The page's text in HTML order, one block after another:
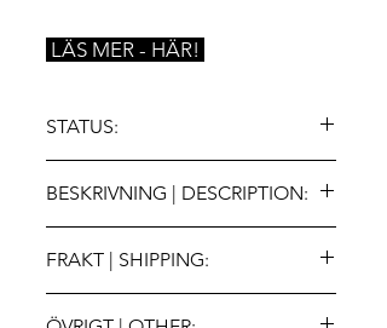
LÄS MER - HÄR!
STATUS:
Konstverk är sålt. Kontakta oss för
tillgänglighet
eller om du har andra frågor kring
konsten.
.
BESKRIVNING | DESCRIPTION:
• Edition: Original, signerad
• Media: Akryl på duk
• Size: 120x120cm [HxB]
FRAKT | SHIPPING: